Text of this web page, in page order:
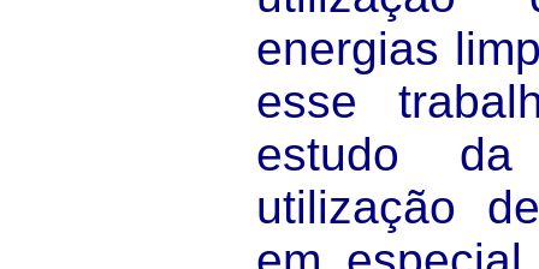
energias
esse
estudo
utilização